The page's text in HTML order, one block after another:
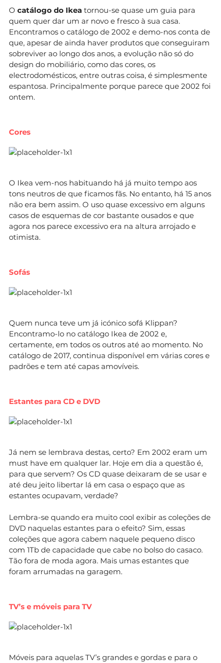
O catálogo do Ikea tornou-se quase um guia para
quem quer dar um ar novo e fresco à sua casa.
Encontramos o catálogo de 2002 e demo-nos conta de
que, apesar de ainda haver produtos que conseguiram
sobreviver ao longo dos anos, a evolução não só do
design do mobiliário, como das cores, os
electrodomésticos, entre outras coisa, é simplesmente
espantosa. Principalmente porque parece que 2002 foi
ontem.
Cores
O Ikea vem-nos habituando há já muito tempo aos
tons neutros de que ficamos fãs. No entanto, há 15 anos
não era bem assim. O uso quase excessivo em alguns
casos de esquemas de cor bastante ousados e que
agora nos parece excessivo era na altura arrojado e
otimista.
Sofás
Quem nunca teve um já icónico sofá Klippan?
Encontramo-lo no catálogo Ikea de 2002 e,
certamente, em todos os outros até ao momento. No
catálogo de 2017, continua disponível em várias cores e
padrões e tem até capas amovíveis.
Estantes para CD e DVD
Já nem se lembrava destas, certo? Em 2002 eram um
must have em qualquer lar. Hoje em dia a questão é,
para que servem? Os CD quase deixaram de se usar e
até deu jeito libertar lá em casa o espaço que as
estantes ocupavam, verdade?
Lembra-se quando era muito cool exibir as coleções de
DVD naquelas estantes para o efeito? Sim, essas
coleções que agora cabem naquele pequeno disco
com 1Tb de capacidade que cabe no bolso do casaco.
Tão fora de moda agora. Mais umas estantes que
foram arrumadas na garagem.
TV’s e móveis para TV
Móveis para aquelas TV’s grandes e gordas e para o